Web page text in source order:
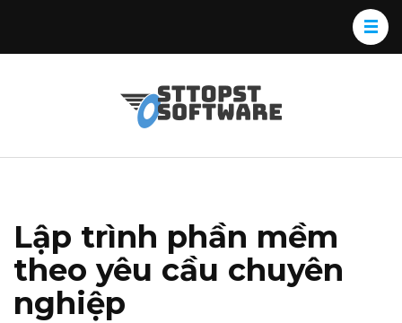
Lập trình phần mềm
theo yêu cầu chuyên
nghiệp